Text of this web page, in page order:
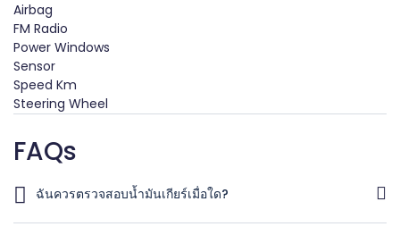
Airbag
FM Radio
Power Windows
Sensor
Speed Km
Steering Wheel
FAQs
ฉันควรตรวจสอบน้ำมันเกียร์เมื่อใด?